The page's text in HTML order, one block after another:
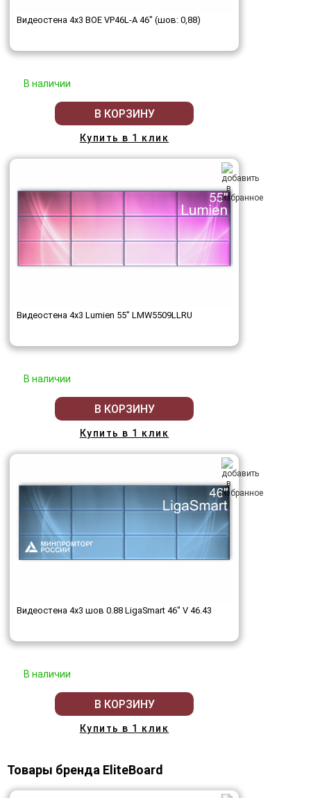
Видеостена 4x3 BOE VP46L-A 46" (шов: 0,88)
В наличии
В КОРЗИНУ
Купить в 1 клик
Видеостена 4x3 Lumien 55" LMW5509LLRU
В наличии
В КОРЗИНУ
Купить в 1 клик
Видеостена 4x3 шов 0.88 LigaSmart 46" V 46.43
В наличии
В КОРЗИНУ
Купить в 1 клик
Товары бренда EliteBoard